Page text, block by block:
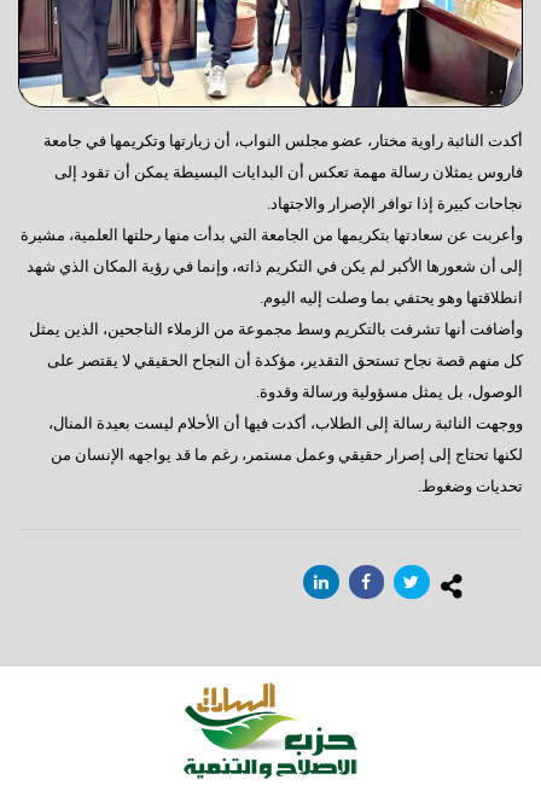
أكدت النائبة راوية مختار، عضو مجلس النواب، أن زيارتها وتكريمها في جامعة
فاروس يمثلان رسالة مهمة تعكس أن البدايات البسيطة يمكن أن تقود إلى
نجاحات كبيرة إذا توافر الإصرار والاجتهاد.
وأعربت عن سعادتها بتكريمها من الجامعة التي بدأت منها رحلتها العلمية، مشيرة
إلى أن شعورها الأكبر لم يكن في التكريم ذاته، وإنما في رؤية المكان الذي شهد
انطلاقتها وهو يحتفي بما وصلت إليه اليوم.
وأضافت أنها تشرفت بالتكريم وسط مجموعة من الزملاء الناجحين، الذين يمثل
كل منهم قصة نجاح تستحق التقدير، مؤكدة أن النجاح الحقيقي لا يقتصر على
الوصول، بل يمثل مسؤولية ورسالة وقدوة.
ووجهت النائبة رسالة إلى الطلاب، أكدت فيها أن الأحلام ليست بعيدة المنال،
لكنها تحتاج إلى إصرار حقيقي وعمل مستمر، رغم ما قد يواجهه الإنسان من
تحديات وضغوط.